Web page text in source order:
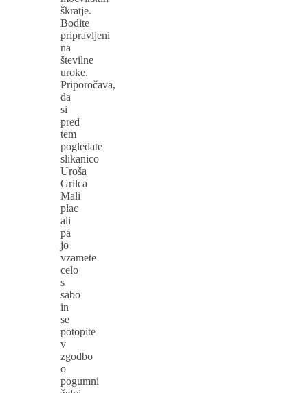
škratje.
Bodite
pripravljeni
na
številne
uroke.
Priporočava,
da
si
pred
tem
pogledate
slikanico
Uroša
Grilca
Mali
plac
ali
pa
jo
vzamete
celo
s
sabo
in
se
potopite
v
zgodbo
o
pogumni